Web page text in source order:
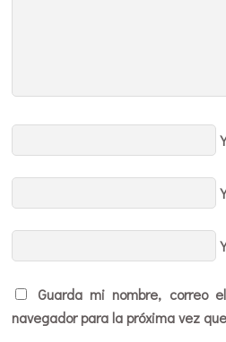
Guarda mi nombre, correo
navegador para la próxima vez